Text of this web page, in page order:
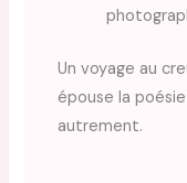
Un voyage au
épouse la
autrement.